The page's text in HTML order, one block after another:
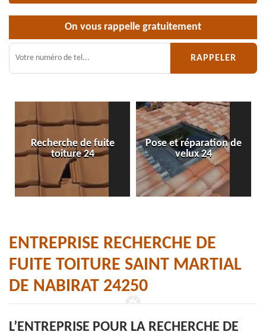
On vous rappelle gratuitement
Recherche de fuite
toiture 24
Pose et réparation de
velux 24
ENTREPRISE RECHERCHE DE
FUITE TOITURE SAINT MARTIAL
DE NABIRAT 24250
L’ENTREPRISE POUR LA RECHERCHE DE